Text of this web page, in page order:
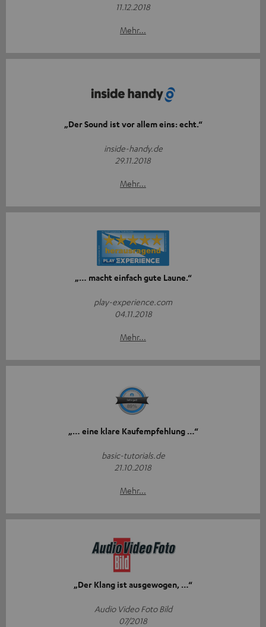
11.12.2018
Mehr...
„Der Sound ist vor allem eins: echt.“
inside-handy.de
29.11.2018
Mehr...
„… macht einfach gute Laune.“
play-experience.com
04.11.2018
Mehr...
„… eine klare Kaufempfehlung …“
basic-tutorials.de
21.10.2018
Mehr...
„Der Klang ist ausgewogen, …“
Audio Video Foto Bild
07/2018